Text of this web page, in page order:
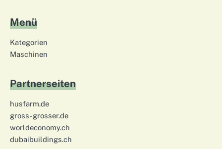
Menü
Kategorien
Maschinen
Partnerseiten
husfarm.de
gross-grosser.de
worldeconomy.ch
dubaibuildings.ch